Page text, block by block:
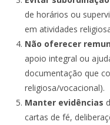
de horários ou
em atividades
Não oferecer
apoio integral ou
documentação que
religiosa/vocacional).
Manter evidências
cartas de fé,